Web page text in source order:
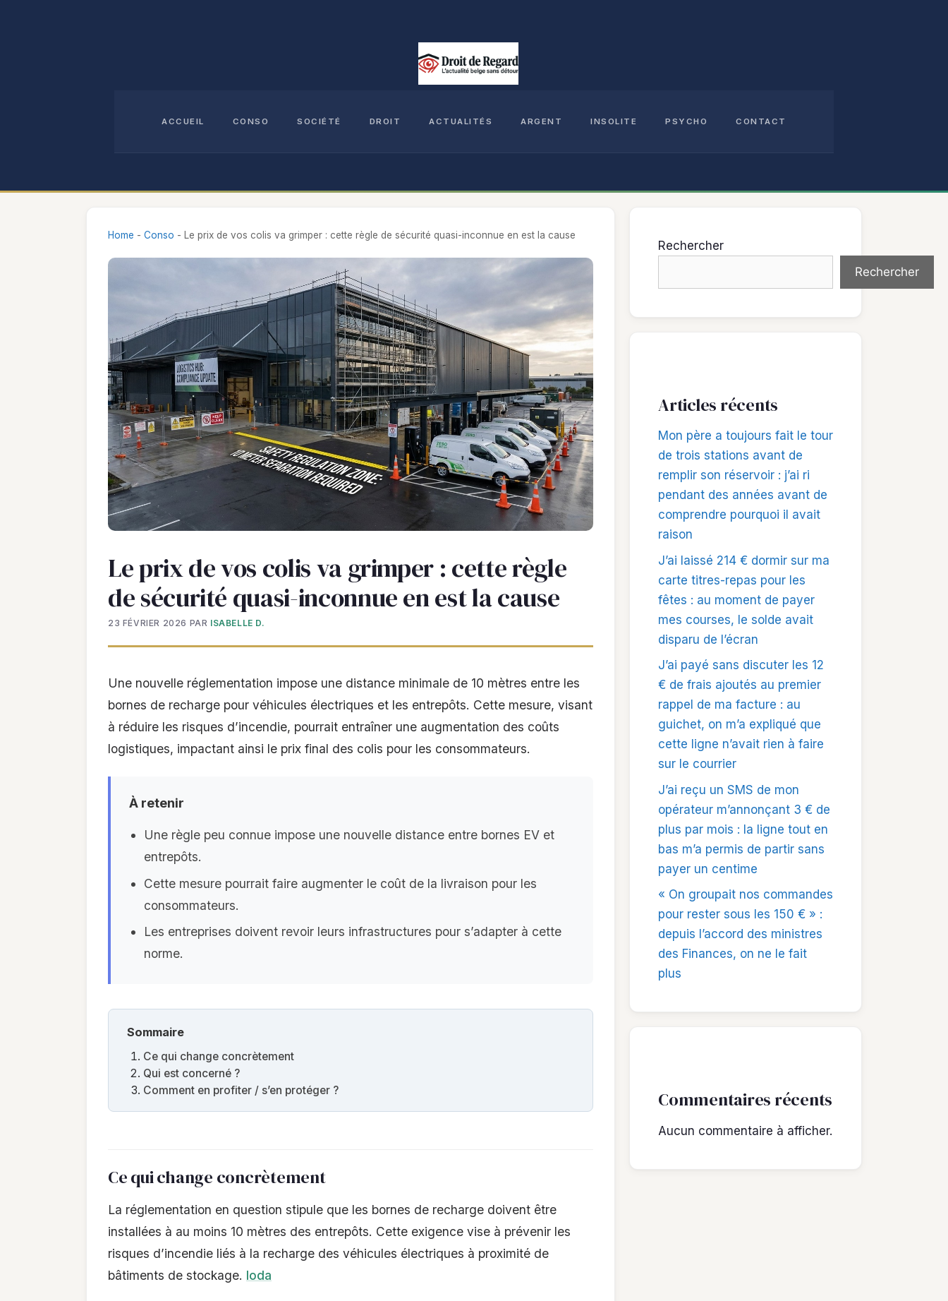
ACCUEIL CONSO SOCIÉTÉ DROIT ACTUALITÉS ARGENT INSOLITE PSYCHO CONTACT
Home - Conso - Le prix de vos colis va grimper : cette règle de sécurité quasi-inconnue en est la cause
Le prix de vos colis va grimper : cette règle
de sécurité quasi-inconnue en est la cause
23 FÉVRIER 2026 PAR ISABELLE D.
Une nouvelle réglementation impose une distance minimale de 10 mètres entre les
bornes de recharge pour véhicules électriques et les entrepôts. Cette mesure, visant
à réduire les risques d’incendie, pourrait entraîner une augmentation des coûts
logistiques, impactant ainsi le prix final des colis pour les consommateurs.
À retenir
Une règle peu connue impose une nouvelle distance entre bornes EV et
entrepôts.
Cette mesure pourrait faire augmenter le coût de la livraison pour les
consommateurs.
Les entreprises doivent revoir leurs infrastructures pour s’adapter à cette
norme.
Sommaire
Ce qui change concrètement
Qui est concerné ?
Comment en profiter / s’en protéger ?
Ce qui change concrètement
La réglementation en question stipule que les bornes de recharge doivent être
installées à au moins 10 mètres des entrepôts. Cette exigence vise à prévenir les
risques d’incendie liés à la recharge des véhicules électriques à proximité de
bâtiments de stockage. loda
Rechercher
Rechercher
Articles récents
Mon père a toujours fait le tour
de trois stations avant de
remplir son réservoir : j’ai ri
pendant des années avant de
comprendre pourquoi il avait
raison
J’ai laissé 214 € dormir sur ma
carte titres-repas pour les
fêtes : au moment de payer
mes courses, le solde avait
disparu de l’écran
J’ai payé sans discuter les 12
€ de frais ajoutés au premier
rappel de ma facture : au
guichet, on m’a expliqué que
cette ligne n’avait rien à faire
sur le courrier
J’ai reçu un SMS de mon
opérateur m’annonçant 3 € de
plus par mois : la ligne tout en
bas m’a permis de partir sans
payer un centime
« On groupait nos commandes
pour rester sous les 150 € » :
depuis l’accord des ministres
des Finances, on ne le fait
plus
Commentaires récents
Aucun commentaire à afficher.